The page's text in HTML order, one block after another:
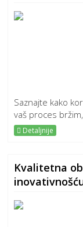
Saznajte kako
vaš proces
Detaljnije
Kvalitetna